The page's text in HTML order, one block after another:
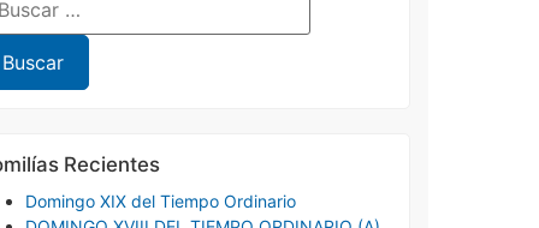
Recientes
Domingo XIX del Tiempo Ordinario